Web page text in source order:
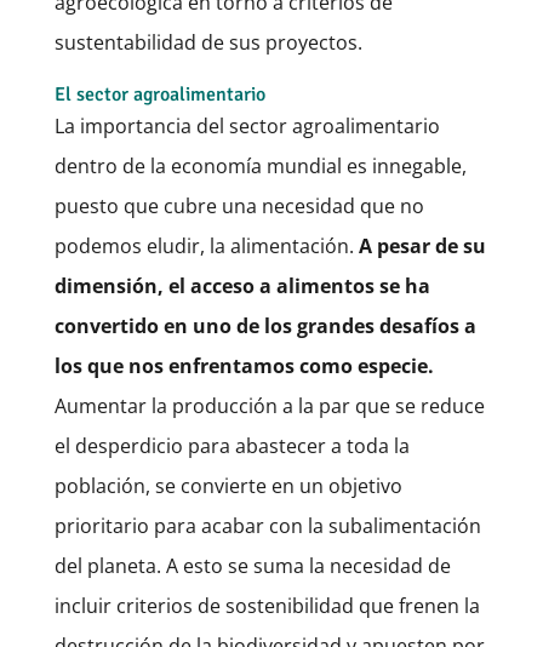
sustentabilidad de sus proyectos.
El sector agroalimentario
La importancia del sector agroalimentario
dentro de la economía mundial es innegable,
puesto que cubre una necesidad que no
podemos eludir, la alimentación. A pesar de su
dimensión, el acceso a alimentos se ha
convertido en uno de los grandes desafíos a
los que nos enfrentamos como especie.
Aumentar la producción a la par que se reduce
el desperdicio para abastecer a toda la
población, se convierte en un objetivo
prioritario para acabar con la subalimentación
del planeta. A esto se suma la necesidad de
incluir criterios de sostenibilidad que frenen la